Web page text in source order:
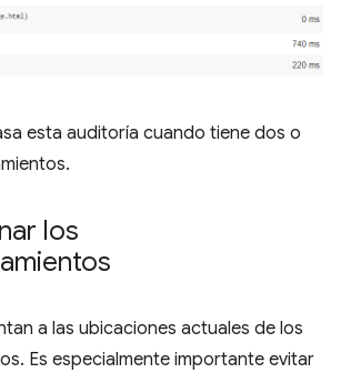
esta auditoría cuando tiene dos o
los
a las ubicaciones actuales de los
Es especialmente importante evitar